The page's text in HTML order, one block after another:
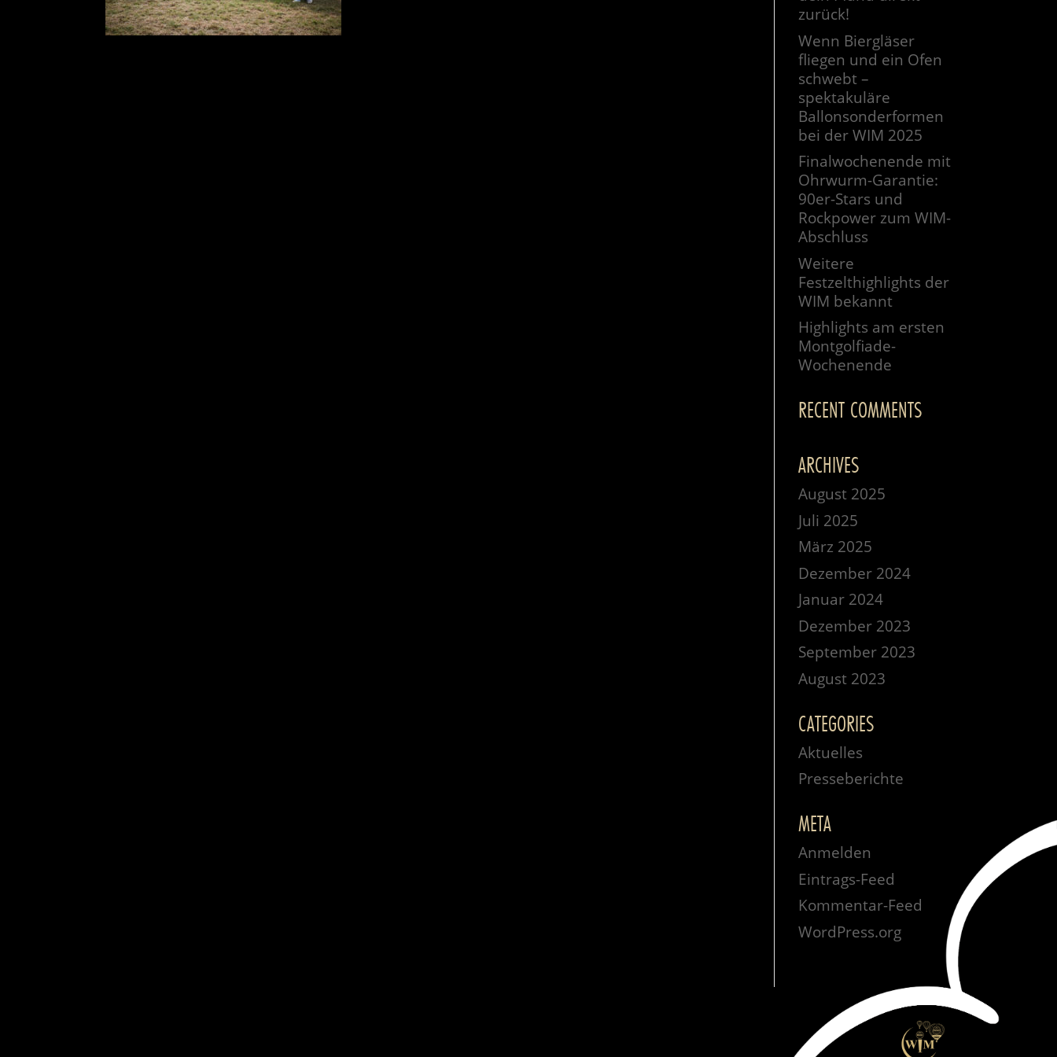
zurück!
Wenn Biergläser
fliegen und ein Ofen
schwebt –
spektakuläre
Ballonsonderformen
bei der WIM 2025
Finalwochenende mit
Ohrwurm-Garantie:
90er-Stars und
Rockpower zum WIM-
Abschluss
Weitere
Festzelthighlights der
WIM bekannt
Highlights am ersten
Montgolfiade-
Wochenende
RECENT COMMENTS
ARCHIVES
August 2025
Juli 2025
März 2025
Dezember 2024
Januar 2024
Dezember 2023
September 2023
August 2023
CATEGORIES
Aktuelles
Presseberichte
META
Anmelden
Eintrags-Feed
Kommentar-Feed
WordPress.org